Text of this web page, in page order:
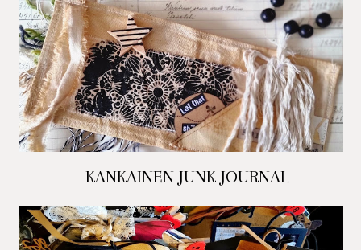
KANKAINEN JUNK JOURNAL